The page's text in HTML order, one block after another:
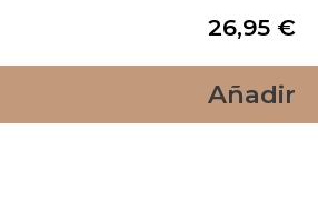
26,95 €
Añadir